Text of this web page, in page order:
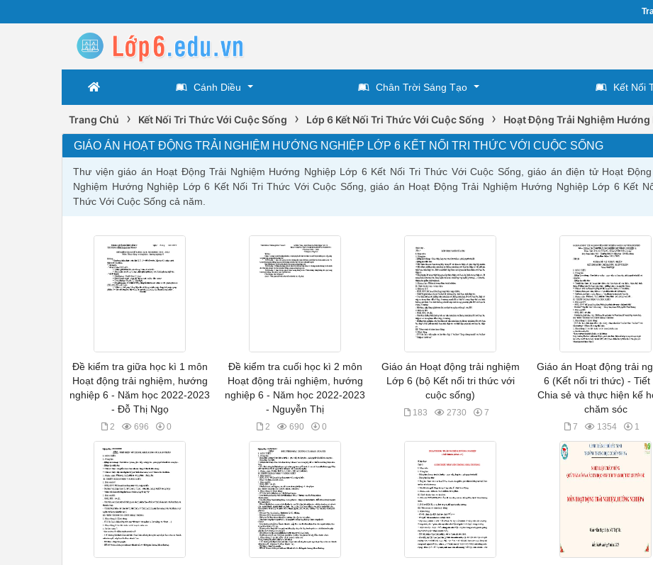
Cánh Diều Chân Trời Sáng Tạo Kết Nối
Trang Chủ › Kết Nối Tri Thức Với Cuộc Sống › Lớp 6 Kết Nối Tri Thức Với Cuộc Sống › Hoạt Động Trải Nghiệm Hướng
GIÁO ÁN HOẠT ĐỘNG TRẢI NGHIỆM HƯỚNG NGHIỆP LỚP 6 KẾT NỐI TRI THỨC VỚI CUỘC SỐNG
Thư viện giáo án Hoạt Động Trải Nghiệm Hướng Nghiệp Lớp 6 Kết Nối Tri Thức Với Cuộc Sống, giáo án điện tử Hoạt Động
Nghiệm Hướng Nghiệp Lớp 6 Kết Nối Tri Thức Với Cuộc Sống, giáo án Hoạt Động Trải Nghiệm Hướng Nghiệp Lớp 6 Kết
Thức Với Cuộc Sống cả năm.
Đề kiểm tra giữa học kì 1 môn
Hoạt động trải nghiệm, hướng
nghiệp 6 - Năm học 2022-2023
- Đỗ Thị Ngọ
2 696 0
Đề kiểm tra cuối học kì 2 môn
Hoạt động trải nghiệm, hướng
nghiệp 6 - Năm học 2022-2023
- Nguyễn Thị
2 690 0
Giáo án Hoạt động trải nghiệm
Lớp 6 (bộ Kết nối tri thức với
cuộc sống)
183 2730 7
Giáo án Hoạt động trải
6 (Kết nối tri thức) - Tiết
Chia sẻ và thực hiện kế
chăm sóc
7 1354 1